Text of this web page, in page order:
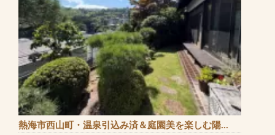
熱海市西山町・温泉引込み済＆庭園美を楽しむ陽...